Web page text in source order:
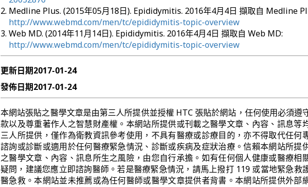
Medline Plus. (2015年05月18日). Epididymitis. 2016年4月4日 擷取自 Medline
http://www.webmd.com/men/tc/epididymitis-topic-overview
Web MD. (2014年11月14日). Epididymitis. 2016年4月4日 擷取自 Web MD:
http://www.webmd.com/men/tc/epididymitis-topic-overview
更新日期2017-01-24
發佈日期2017-01-24
本網站張貼之醫學文章是由第三人所提供並授權 HTC 張貼於網站，任何使用必須遵
款以及尊重著作人之智慧財產權。本網站所提供或刊載之醫學文章、內容、訊息等
三人所提供，僅作為衛教資訊參考使用，不具有醫療或診療目的，亦不得取代任何
諮詢或診斷或適用於任何醫療緊急情況、診斷或疾病及症狀治療。信賴本網站所提
之醫學文章、內容、訊息所生之風險，由您自行承擔。如有任何個人健康或醫療相
疑問，建議您應立即諮詢醫師。若是醫療緊急情況，請馬上撥打 119 或當地緊急救
醫急救。本網站並未推薦或為任何醫師或醫學文章提供者背書。本網站所提供外部